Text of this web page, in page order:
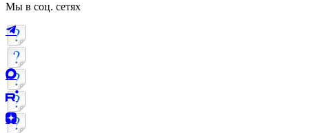
Мы в соц. сетях